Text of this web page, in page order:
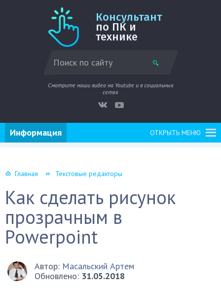
Консультант
по ПК и
технике
Смотрите наши видео на Youtube и в социальных
сетях
ОТКРЫТЬ МЕНЮ
Информация
Главная Текстовые редакторы
Как сделать рисунок
прозрачным в
Powerpoint
Автор: Масальский Артем
Обновлено: 31.05.2018